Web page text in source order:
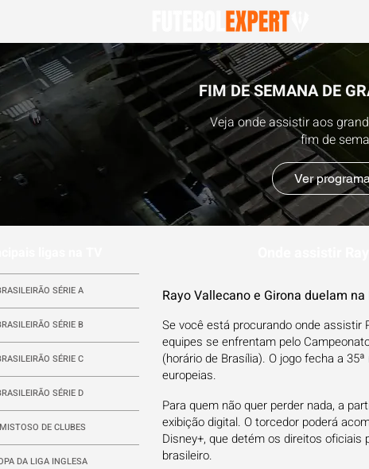
FIM DE SEMANA DE
Veja onde assistir aos
fim de
Ver
SÉRIE A
SÉRIE B
SÉRIE C
SÉRIE D
DE CLUBES
DA LIGA INGLESA
Rayo Vallecano e Girona duelam
Se você está procurando onde assistir
equipes se enfrentam pelo
(horário de Brasília). O jogo fecha a
europeias.
Para quem não quer perder nada, a
exibição digital. O torcedor poderá
Disney+, que detém os direitos
brasileiro.